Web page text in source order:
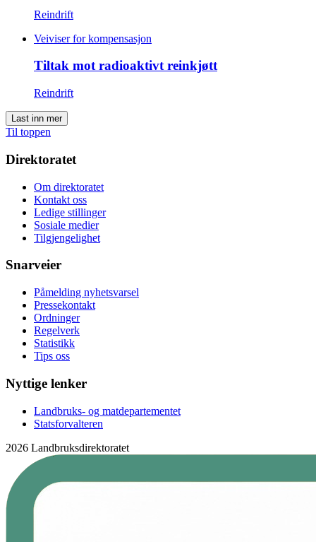
Reindrift
Veiviser for kompensasjon
Tiltak mot radioaktivt reinkjøtt
Reindrift
Last inn mer
Til toppen
Direktoratet
Om direktoratet
Kontakt oss
Ledige stillinger
Sosiale medier
Tilgjengelighet
Snarveier
Påmelding nyhetsvarsel
Pressekontakt
Ordninger
Regelverk
Statistikk
Tips oss
Nyttige lenker
Landbruks- og matdepartementet
Statsforvalteren
2026 Landbruksdirektoratet